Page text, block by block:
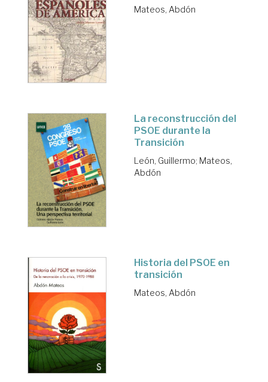
Mateos, Abdón
La reconstrucción del
PSOE durante la
Transición
León, Guillermo; Mateos,
Abdón
Historia del PSOE en
transición
Mateos, Abdón